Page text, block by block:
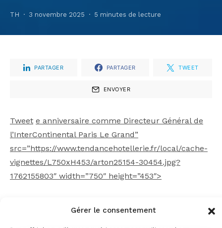
Gérer le consentement
TH 3 novembre 2025 5 minutes de lecture
PARTAGER PARTAGER TWEET
ENVOYER
Tweet e anniversaire comme Directeur Général de
l’InterContinental Paris Le Grand”
src=”https://www.tendancehotellerie.fr/local/cache-
vignettes/L750xH453/arton25154-30454.jpg?
1762155803″ width=”750″ height=”453″>
Figure emblématique du monde de l’hospitality,